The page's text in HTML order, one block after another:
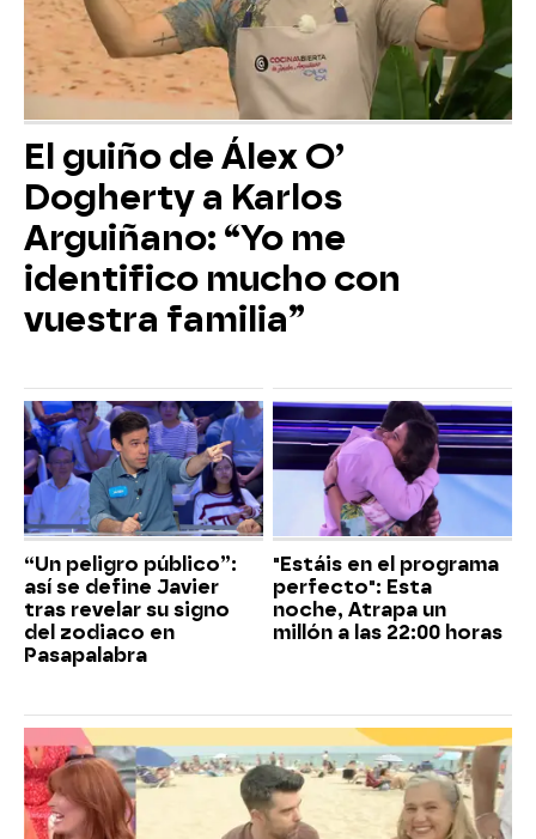
El guiño de Álex O’
Dogherty a Karlos
Arguiñano: “Yo me
identifico mucho con
vuestra familia”
“Un peligro público”:
así se define Javier
tras revelar su signo
del zodiaco en
Pasapalabra
"Estáis en el programa
perfecto": Esta
noche, Atrapa un
millón a las 22:00 horas